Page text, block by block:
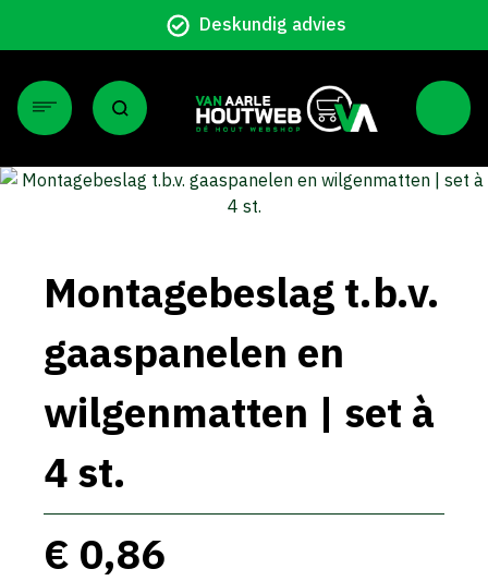
Deskundig advies
Montagebeslag t.b.v.
gaaspanelen en
wilgenmatten | set à
4 st.
€ 0,86